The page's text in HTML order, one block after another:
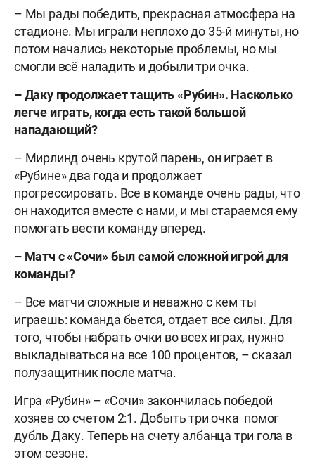
– Мы рады победить, прекрасная атмосфера на
стадионе. Мы играли неплохо до 35-й минуты, но
потом начались некоторые проблемы, но мы
смогли всё наладить и добыли три очка.
– Даку продолжает тащить «Рубин». Насколько
легче играть, когда есть такой большой
нападающий?
– Мирлинд очень крутой парень, он играет в
«Рубине» два года и продолжает
прогрессировать. Все в команде очень рады, что
он находится вместе с нами, и мы стараемся ему
помогать вести команду вперед.
– Матч с «Сочи» был самой сложной игрой для
команды?
– Все матчи сложные и неважно с кем ты
играешь: команда бьется, отдает все силы. Для
того, чтобы набрать очки во всех играх, нужно
выкладываться на все 100 процентов, – сказал
полузащитник после матча.
Игра «Рубин» – «Сочи» закончилась победой
хозяев со счетом 2:1. Добыть три очка помог
дубль Даку. Теперь на счету албанца три гола в
этом сезоне.